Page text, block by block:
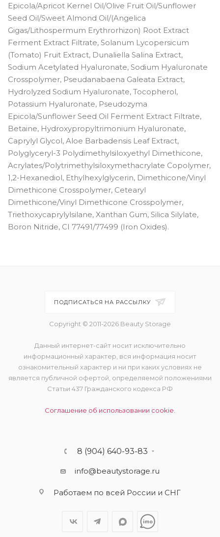
Epicola/Apricot Kernel Oil/Olive Fruit Oil/Sunflower
Seed Oil/Sweet Almond Oil/(Angelica
Gigas/Lithospermum Erythrorhizon) Root Extract
Ferment Extract Filtrate, Solanum Lycopersicum
(Tomato) Fruit Extract, Dunaliella Salina Extract,
Sodium Acetylated Hyaluronate, Sodium Hyaluronate
Crosspolymer, Pseudanabaena Galeata Extract,
Hydrolyzed Sodium Hyaluronate, Tocopherol,
Potassium Hyaluronate, Pseudozyma
Epicola/Sunflower Seed Oil Ferment Extract Filtrate,
Betaine, Hydroxypropyltrimonium Hyaluronate,
Caprylyl Glycol, Aloe Barbadensis Leaf Extract,
Polyglyceryl-3 Polydimethylsiloxyethyl Dimethicone,
Acrylates/Polytrimethylsiloxymethacrylate Copolymer,
1,2-Hexanediol, Ethylhexylglycerin, Dimethicone/Vinyl
Dimethicone Crosspolymer, Cetearyl
Dimethicone/Vinyl Dimethicone Crosspolymer,
Triethoxycaprylylsilane, Xanthan Gum, Silica Silylate,
Boron Nitride, CI 77491/77499 (Iron Oxides).
ПОДПИСАТЬСЯ НА РАССЫЛКУ
Copyright © 2011-2026 Beauty Storage
Данный интернет-сайт носит исключительно
информационный характер, вся информация носит
ознакомительный характер и ни при каких условиях не
является публичной офертой, определяемой положениями
Статьи 437 Гражданского кодекса РФ
Соглашение об использовании cookie.
8 (904) 640-93-83
info@beautystorage.ru
Работаем по всей России и СНГ